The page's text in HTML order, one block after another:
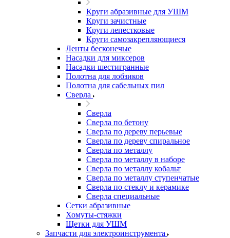
Круги абразивные для УШМ
Круги зачистные
Круги лепестковые
Круги самозакрепляющиеся
Ленты бесконечые
Насадки для миксеров
Насадки шестигранные
Полотна для лобзиков
Полотна для сабельных пил
Сверла
Сверла
Сверла по бетону
Сверла по дереву перьевые
Сверла по дереву спиральное
Сверла по металлу
Сверла по металлу в наборе
Сверла по металлу кобальт
Сверла по металлу ступенчатые
Сверла по стеклу и керамике
Сверла специальные
Сетки абразивные
Хомуты-стяжки
Щетки для УШМ
Запчасти для электроинструмента